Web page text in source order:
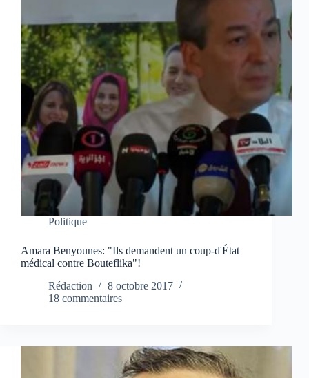
Politique
Amara Benyounes: "Ils demandent un coup-d'État
médical contre Bouteflika"!
Rédaction
8 octobre 2017
18 commentaires